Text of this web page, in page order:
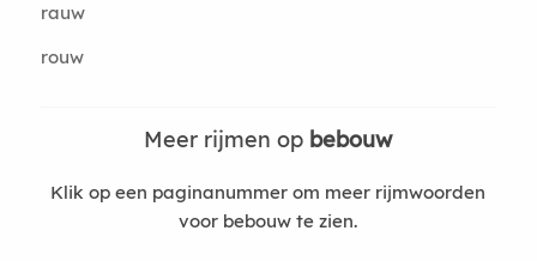
rauw
rouw
Meer rijmen op bebouw
Klik op een paginanummer om meer rijmwoorden
voor bebouw te zien.